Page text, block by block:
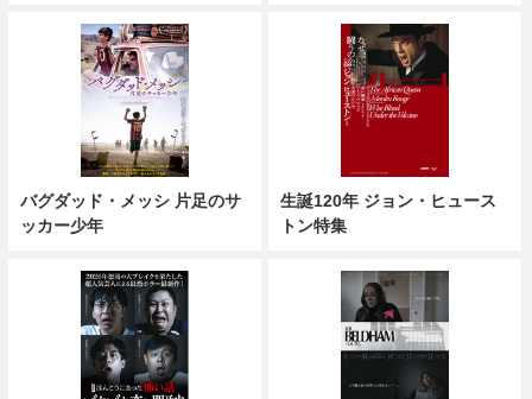
バグダッド・メッシ 片足のサ
ッカー少年
生誕120年 ジョン・ヒュース
トン特集